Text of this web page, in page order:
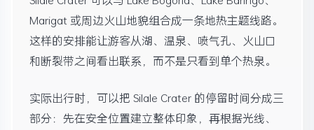
Marigat 或周边火山地貌组合成一条地热主题线路。
这样的安排能让游客从湖、温泉、喷气孔、火山口
和断裂带之间看出联系，而不是只看到单个热泉。
实际出行时，可以把 Silale Crater 的停留时间分成三
部分：先在安全位置建立整体印象，再根据光线、